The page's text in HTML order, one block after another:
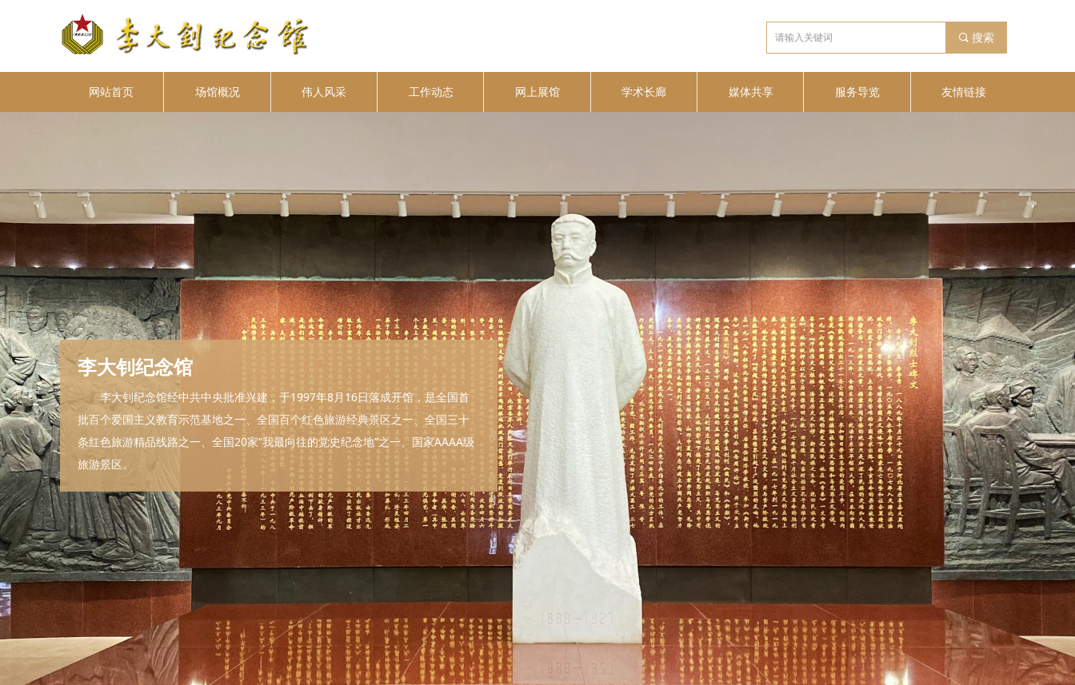
网站首页 场馆概况 伟人风采 工作动态 网上展馆 学术长廊 媒体共享 服务导览 友情链接
끠 搜索
李大钊纪念馆
李大钊纪念馆经中共中央批准兴建，于1997年8月16日落成开馆，是全国首
批百个爱国主义教育示范基地之一、全国百个红色旅游经典景区之一、全国三十
条红色旅游精品线路之一、全国20家“我最向往的党史纪念地”之一、国家AAAA级
旅游景区。